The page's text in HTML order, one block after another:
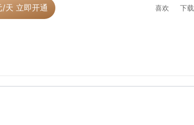
/天 立即开通 喜欢 下载